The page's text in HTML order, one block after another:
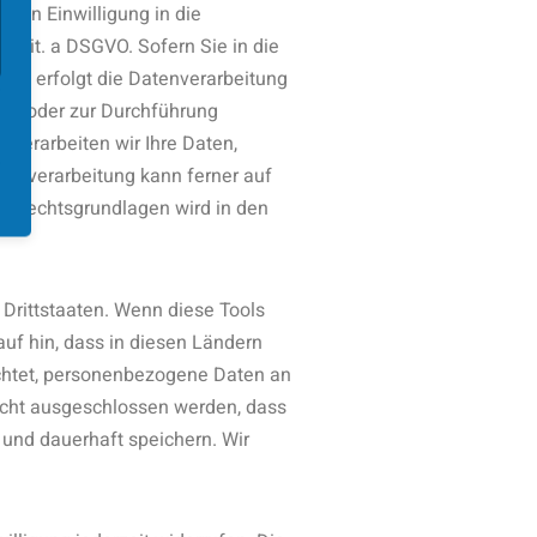
Einwilligung in die
lit. a DSGVO. Sofern Sie in die
erfolgt die Datenverarbeitung
oder zur Durchführung
verarbeiten wir Ihre Daten,
kann ferner auf
Rechtsgrundlagen wird in den
Wenn diese Tools
hin, dass in diesen Ländern
personenbezogene Daten an
ausgeschlossen werden, dass
dauerhaft speichern. Wir